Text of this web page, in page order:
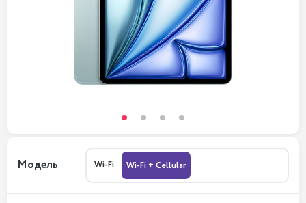
Модель Wi-Fi Wi-Fi + Cellular